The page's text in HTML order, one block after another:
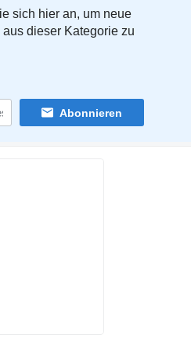
sich hier an, um neue
dieser Kategorie zu
Abonnieren